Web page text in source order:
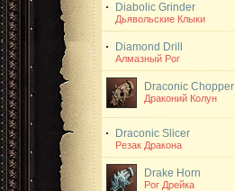
Diabolic Grinder
Дьявольские Клыки
Diamond Drill
Алмазный Рог
Draconic Chopper
Драконий Колун
Draconic Slicer
Резак Дракона
Drake Horn
Рог Дрейка